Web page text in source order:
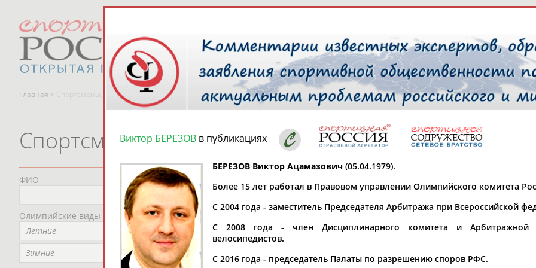
Главная » Спортсмены, тренеры и специалисты ТАБЛО
РЕСУРСНАЯ ПЛОЩАДКА
Спортсмены, тренеры и специалисты
ФИО
Олимпийские виды спорта
Летние
Зимние
Не выбран
* для действующих спортсменов
Место рождения
Не выбран
Виктор БЕРЕЗОВ в публикациях
БЕРЕЗОВ Виктор Ацамазович(05.04.1979).
Более 15 лет работал в Правовом управлении Олимпийского комитета
С 2004 года - заместитель Председателя Арбитража при Всероссийской
С 2008 года - член Дисциплинарного комитета и Арбитражной
велосипедистов.
С 2016 года - председатель Палаты по разрешению споров РФС.